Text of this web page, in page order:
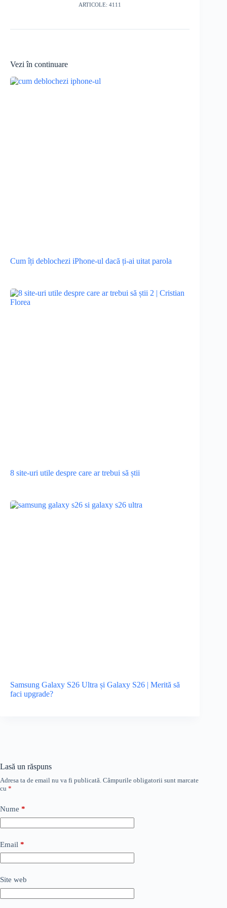
ARTICOLE: 4111
Vezi în continuare
Cum îți deblochezi iPhone-ul dacă ți-ai uitat parola
8 site-uri utile despre care ar trebui să știi
Samsung Galaxy S26 Ultra și Galaxy S26 | Merită să
faci upgrade?
Lasă un răspuns
Adresa ta de email nu va fi publicată. Câmpurile obligatorii sunt marcate
cu *
Nume *
Email *
Site web